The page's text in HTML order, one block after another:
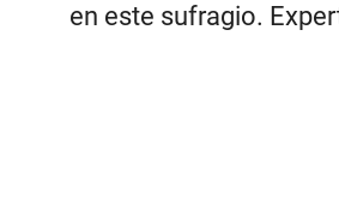
en este sufragio.